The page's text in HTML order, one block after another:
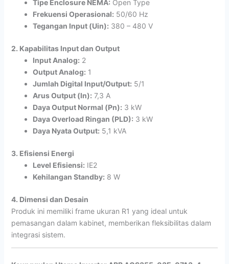
Tipe Enclosure NEMA: Open Type
Frekuensi Operasional: 50/60 Hz
Tegangan Input (Uin): 380 – 480 V
2. Kapabilitas Input dan Output
Input Analog: 2
Output Analog: 1
Jumlah Digital Input/Output: 5/1
Arus Output (In): 7,3 A
Daya Output Normal (Pn): 3 kW
Daya Overload Ringan (PLD): 3 kW
Daya Nyata Output: 5,1 kVA
3. Efisiensi Energi
Level Efisiensi: IE2
Kehilangan Standby: 8 W
4. Dimensi dan Desain
Produk ini memiliki frame ukuran R1 yang ideal untuk
pemasangan dalam kabinet, memberikan fleksibilitas dalam
integrasi sistem.